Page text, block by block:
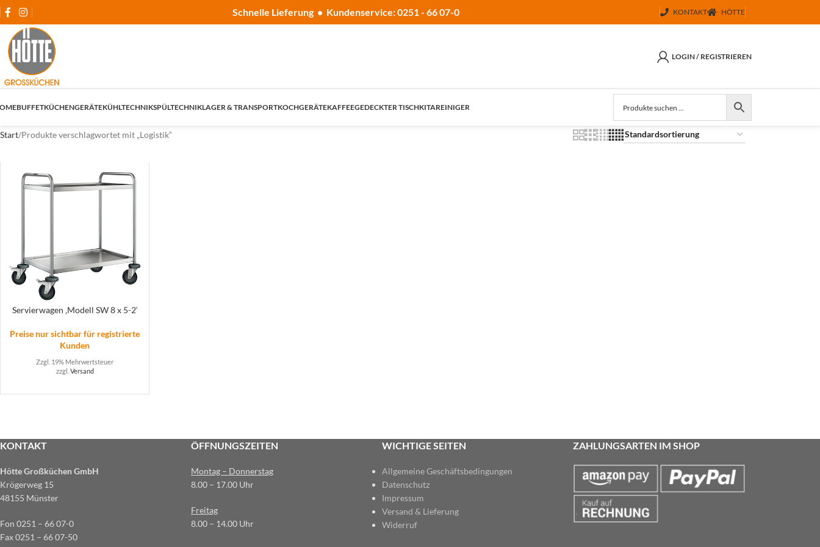
Schnelle Lieferung • Kundenservice: 0251 - 66 07-0 KONTAKT HÖTTE
LOGIN / REGISTRIEREN
BUFFETKÜCHENGERÄTEKÜHLTECHNIKSPÜLTECHNIKLAGER & TRANSPORTKOCHGERÄTEKAFFEEGEDECKTER TISCHKITAREINIGER
Start Produkte verschlagwortet mit „Logistik“
Servierwagen ‚Modell SW 8 x 5-2‘
Preise nur sichtbar für registrierte
Kunden
Zzgl. 19% Mehrwertsteuer
zzgl. Versand
KONTAKT
Hötte Großküchen GmbH
Krögerweg 15
48155 Münster
Fon 0251 – 66 07-0
Fax 0251 – 66 07-50
ÖFFNUNGSZEITEN
Montag – Donnerstag
8.00 – 17.00 Uhr
Freitag
8.00 – 14.00 Uhr
WICHTIGE SEITEN
Allgemeine Geschäftsbedingungen
Datenschutz
Impressum
Versand & Lieferung
Widerruf
ZAHLUNGSARTEN IM SHOP